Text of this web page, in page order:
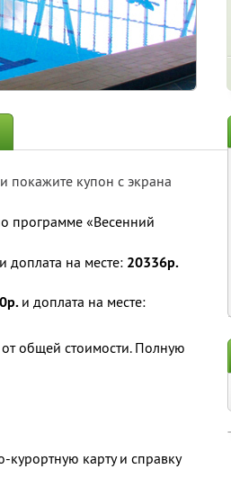
и покажите купон с экрана
программе «Весенний
и доплата на месте: 20336р.
и доплата на месте:
общей стоимости. Полную
карту и справку